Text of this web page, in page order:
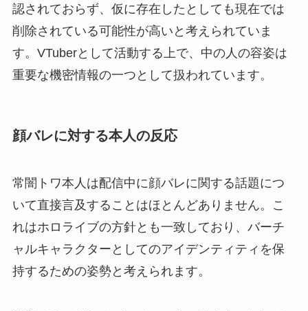
認されておらず、仮に存在したとしても現在では
削除されている可能性が高いと考えられていま
す。VTuberとして活動する上で、中の人の容姿は
重要な機密情報の一つとして扱われています。
顔バレに対する本人の反応
常闇トワ本人は配信中に顔バレに関する話題につ
いて直接言及することはほとんどありません。こ
れはホロライブの方針とも一致しており、バーチ
ャルキャラクターとしてのアイデンティティを保
持するための姿勢と考えられます。